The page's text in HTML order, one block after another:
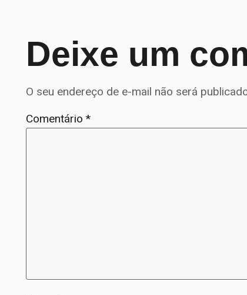
Deixe um
O seu endereço de e-mail não será
Comentário*